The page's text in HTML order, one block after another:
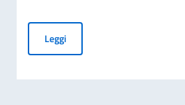
LeggiGiornata nazionale del